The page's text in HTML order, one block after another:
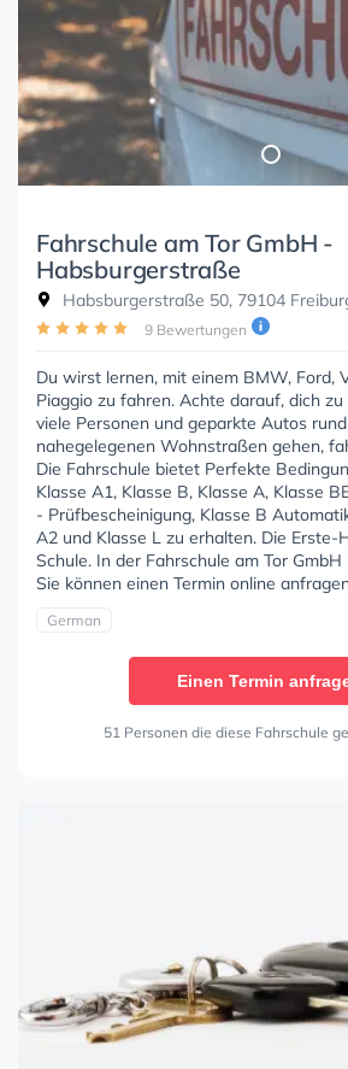
Fahrschule am Tor GmbH -
Habsburgerstraße
Habsburgerstraße 50, 79104
9 Bewertungen
Du wirst lernen, mit einem BMW, Ford,
Piaggio zu fahren. Achte darauf, dich
viele Personen und geparkte Autos
nahegelegenen Wohnstraßen gehen,
Die Fahrschule bietet Perfekte
Klasse A1, Klasse B, Klasse A, Klasse
- Prüfbescheinigung, Klasse B
A2 und Klasse L zu erhalten. Die Erste-
Schule. In der Fahrschule am Tor
Sie können einen Termin online
German
Einen Termin
51 Personen die diese Fahrschule